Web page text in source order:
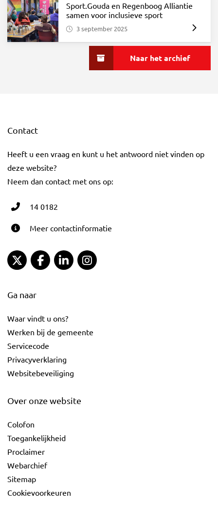
Sport.Gouda en Regenboog Alliantie
samen voor inclusieve sport
3 september 2025
Naar het archief
Contact
Heeft u een vraag en kunt u het antwoord niet vinden op
deze website?
Neem dan contact met ons op:
14 0182
Meer contactinformatie
Gemeente Gouda Twitter
Gemeente Gouda Facebook
Gemeente Gouda LinkedIn
Ga naar
Waar vindt u ons?
Werken bij de gemeente
Servicecode
Privacyverklaring
Websitebeveiliging
Over onze website
Colofon
Toegankelijkheid
Proclaimer
Webarchief
Sitemap
Cookievoorkeuren